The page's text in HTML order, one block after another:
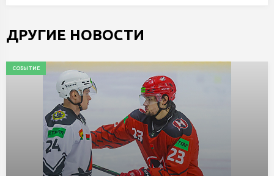
ДРУГИЕ НОВОСТИ
СОБЫТИЕ